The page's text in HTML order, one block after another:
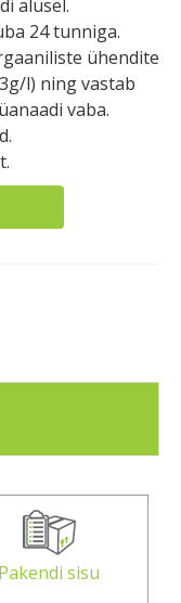
alusel.
24 tunniga.
ühendite
l) ning vastab
vaba.
Pakendi sisu